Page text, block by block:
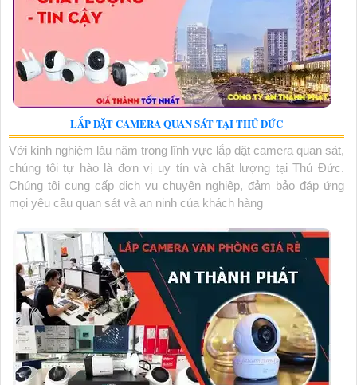
LẮP ĐẶT CAMERA QUAN SÁT TẠI THỦ ĐỨC
Với kinh nghiệm lâu năm trong lĩnh vực lắp đặt camera quan sát,
chúng tôi tự hào là đơn vị uy tín và chất lượng tại Thủ Đức.
Chúng tôi cung cấp dịch vụ chuyên nghiệp, đảm bảo đáp ứng
mọi yêu cầu quan sát và an ninh của khách hàng